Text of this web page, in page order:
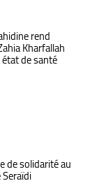
rend
Kharfallah
de santé
de solidarité au